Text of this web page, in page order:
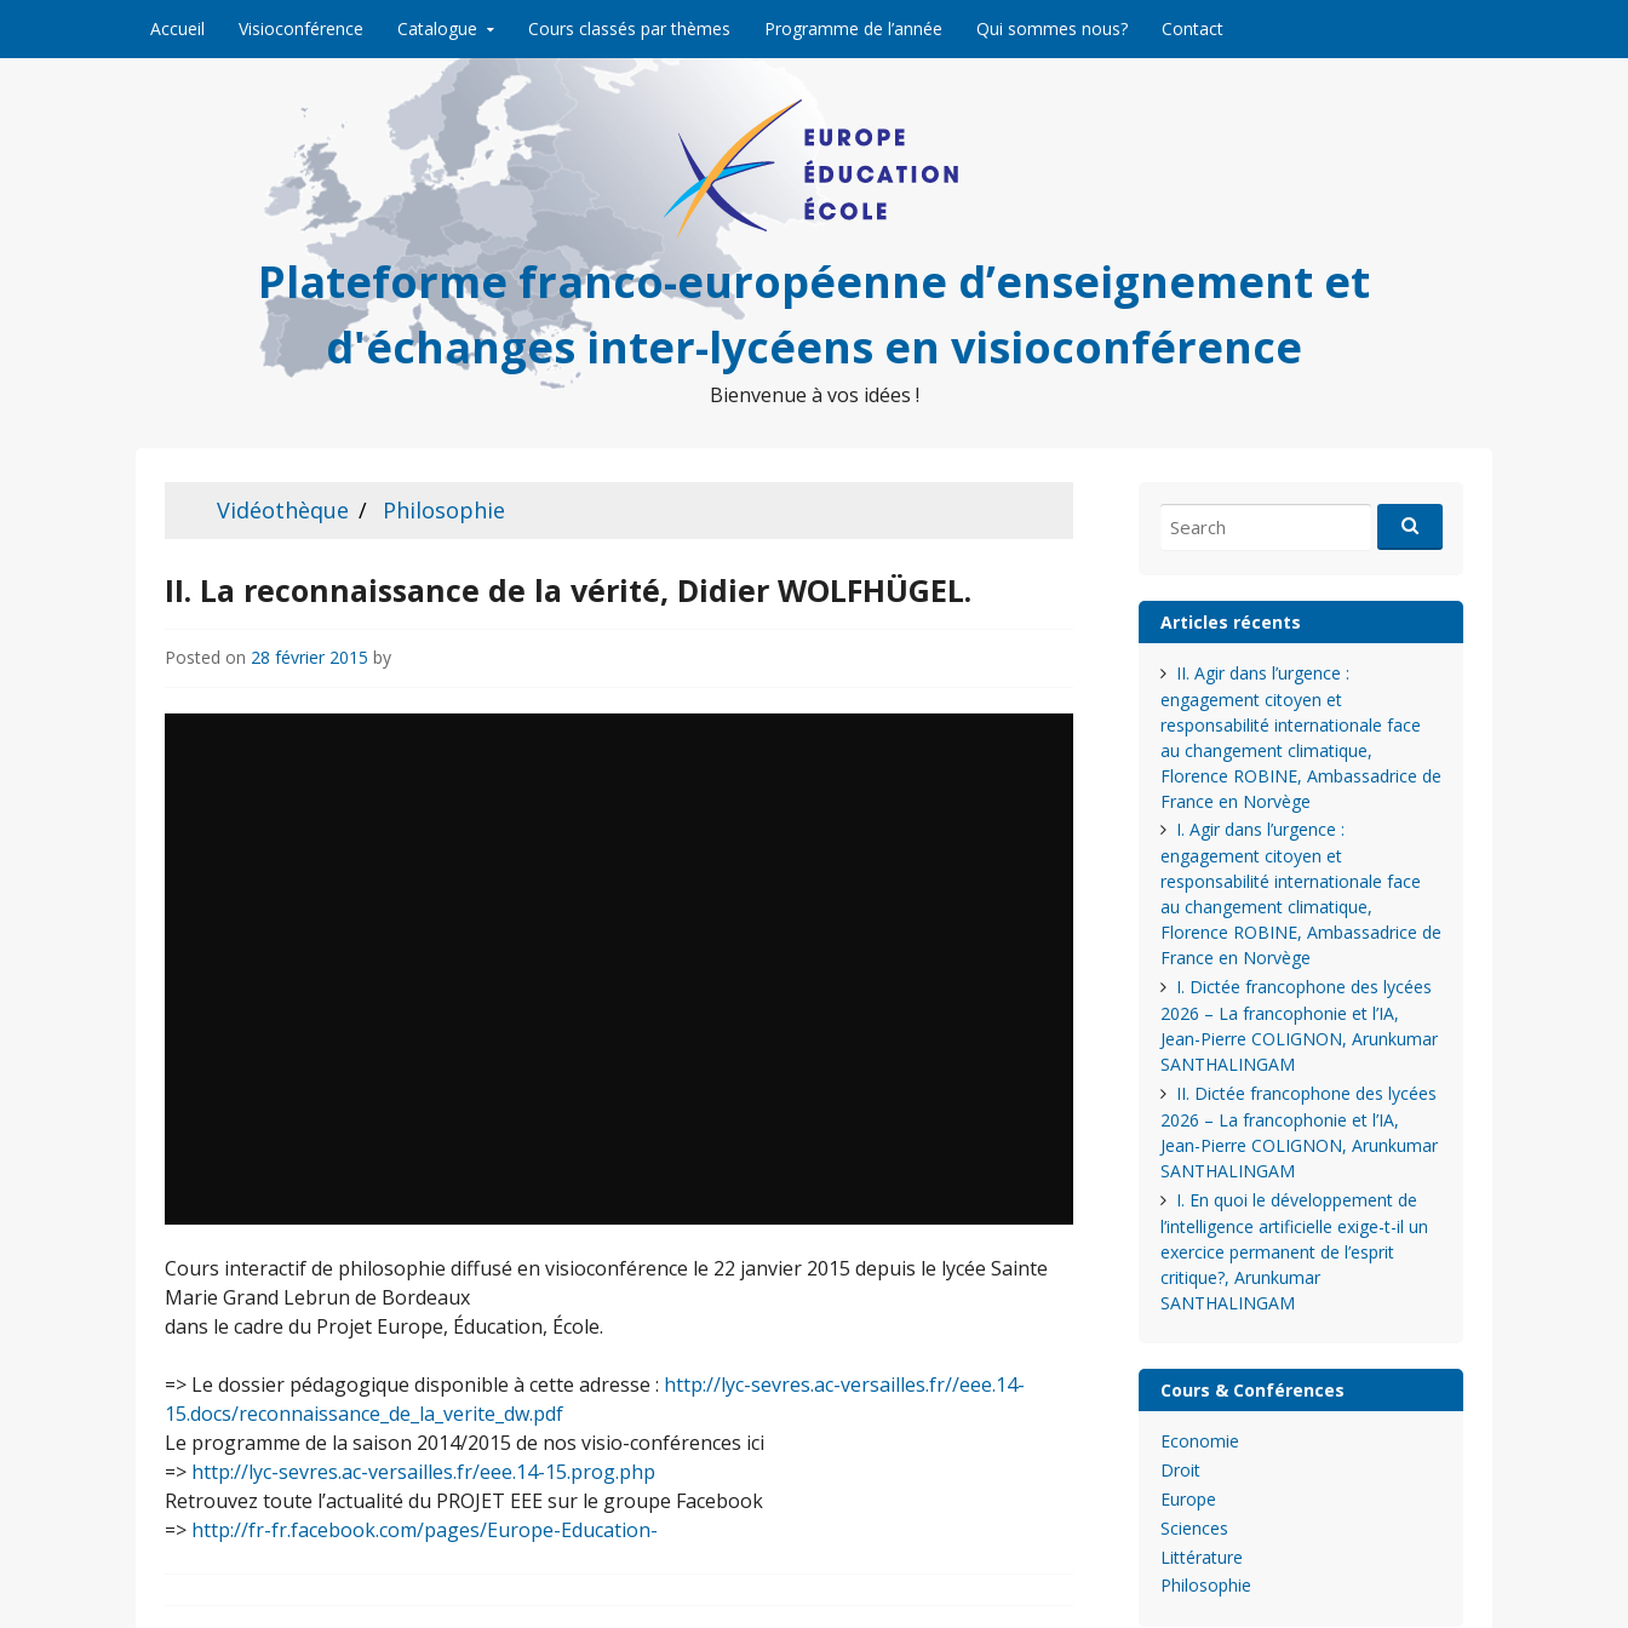
Accueil Visioconférence Catalogue Cours classés par thèmes Programme de l’année Qui sommes nous? Contact
Plateforme franco-européenne d’enseignement et
d'échanges inter-lycéens en visioconférence
Bienvenue à vos idées !
Vidéothèque Philosophie
II. La reconnaissance de la vérité, Didier WOLFHÜGEL.
Posted on 28 février 2015 by
Cours interactif de philosophie diffusé en visioconférence le 22 janvier 2015 depuis le lycée Sainte
Marie Grand Lebrun de Bordeaux
dans le cadre du Projet Europe, Éducation, École.
=> Le dossier pédagogique disponible à cette adresse : http://lyc-sevres.ac-versailles.fr//eee.14-
15.docs/reconnaissance_de_la_verite_dw.pdf
Le programme de la saison 2014/2015 de nos visio-conférences ici
=> http://lyc-sevres.ac-versailles.fr/eee.14-15.prog.php
Retrouvez toute l’actualité du PROJET EEE sur le groupe Facebook
=> http://fr-fr.facebook.com/pages/Europe-Education-
for:
Articles récents
II. Agir dans l’urgence :
engagement citoyen et
responsabilité internationale face
au changement climatique,
Florence ROBINE, Ambassadrice de
France en Norvège
I. Agir dans l’urgence :
engagement citoyen et
responsabilité internationale face
au changement climatique,
Florence ROBINE, Ambassadrice de
France en Norvège
I. Dictée francophone des lycées
2026 – La francophonie et l’IA,
Jean-Pierre COLIGNON, Arunkumar
SANTHALINGAM
II. Dictée francophone des lycées
2026 – La francophonie et l’IA,
Jean-Pierre COLIGNON, Arunkumar
SANTHALINGAM
I. En quoi le développement de
l’intelligence artificielle exige-t-il un
exercice permanent de l’esprit
critique?, Arunkumar
SANTHALINGAM
Cours & Conférences
Economie
Droit
Europe
Sciences
Littérature
Philosophie